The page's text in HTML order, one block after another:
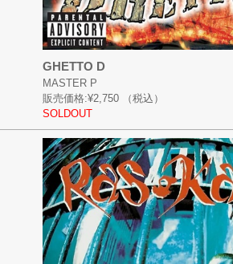
GHETTO D
MASTER P
販売価格:¥2,750
（税込）
SOLDOUT